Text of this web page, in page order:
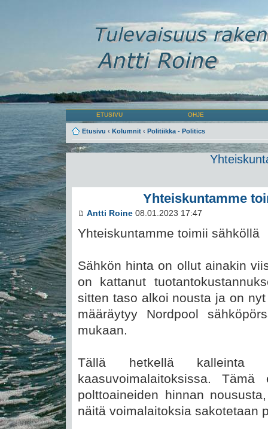
ETUSIVU OHJE
Etusivu ‹ Kolumnit ‹ Politiikka - Politics
Yhteiskuntamme
Antti Roine 08.01.2023 17:47
Yhteiskuntamme toimii sähköllä
Sähkön hinta on ollut ainakin
on kattanut
sitten taso alkoi nousta ja on
määräytyy Nordpool
mukaan.
Tällä hetkellä kalleinta
kaasuvoimalaitoksissa.
polttoaineiden hinnan
näitä voimalaitoksia sakotetaan